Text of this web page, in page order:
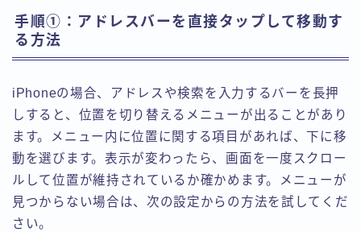
手順①：アドレスバーを直接タップして移動す
る方法
iPhoneの場合、アドレスや検索を入力するバーを長押
しすると、位置を切り替えるメニューが出ることがあり
ます。メニュー内に位置に関する項目があれば、下に移
動を選びます。表示が変わったら、画面を一度スクロー
ルして位置が維持されているか確かめます。メニューが
見つからない場合は、次の設定からの方法を試してくだ
さい。